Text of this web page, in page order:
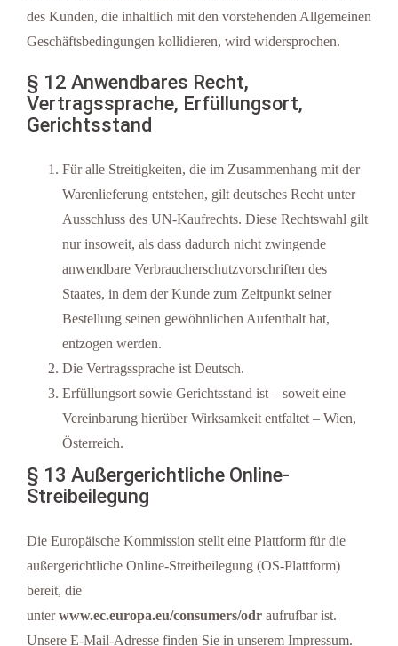
des Kunden, die inhaltlich mit den vorstehenden Allgemeinen
Geschäftsbedingungen kollidieren, wird widersprochen.
§ 12 Anwendbares Recht,
Vertragssprache, Erfüllungsort,
Gerichtsstand
Für alle Streitigkeiten, die im Zusammenhang mit der
Warenlieferung entstehen, gilt deutsches Recht unter
Ausschluss des UN-Kaufrechts. Diese Rechtswahl gilt
nur insoweit, als dass dadurch nicht zwingende
anwendbare Verbraucherschutzvorschriften des
Staates, in dem der Kunde zum Zeitpunkt seiner
Bestellung seinen gewöhnlichen Aufenthalt hat,
entzogen werden.
Die Vertragssprache ist Deutsch.
Erfüllungsort sowie Gerichtsstand ist – soweit eine
Vereinbarung hierüber Wirksamkeit entfaltet – Wien,
Österreich.
§ 13 Außergerichtliche Online-
Streibeilegung
Die Europäische Kommission stellt eine Plattform für die
außergerichtliche Online-Streitbeilegung (OS-Plattform)
bereit, die
unterwww.ec.europa.eu/consumers/odr aufrufbar ist.
Unsere E-Mail-Adresse finden Sie in unserem Impressum.